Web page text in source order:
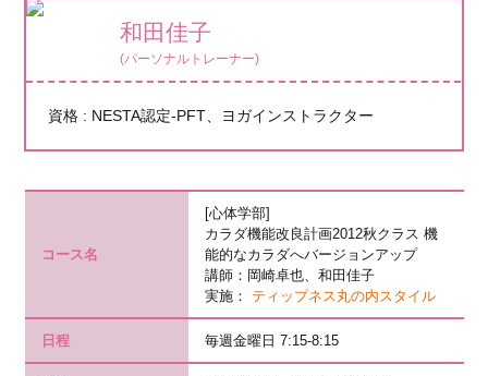
和田佳子
(パーソナルトレーナー)
資格 : NESTA認定‐PFT、ヨガインストラクター
コース名
[心体学部]
カラダ機能改良計画2012秋クラス 機
能的なカラダへバージョンアップ
講師：岡崎卓也、和田佳子
実施： ティップネス丸の内スタイル
日程 毎週金曜日 7:15-8:15